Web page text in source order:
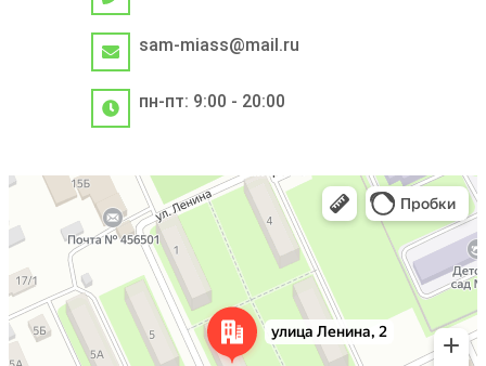
sam-miass@mail.ru
пн-пт: 9:00 - 20:00